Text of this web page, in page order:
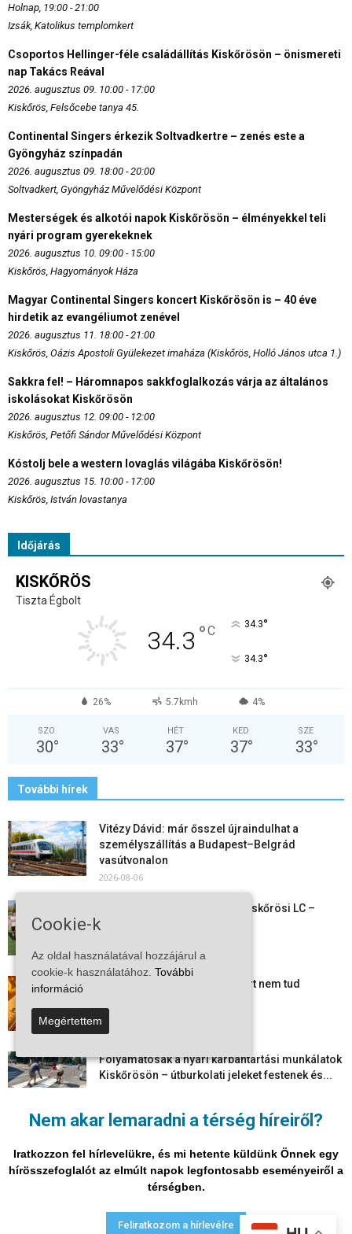
Nem akar lemaradni a térség híreiről?
Iratkozzon fel hírlevelükre, és mi hetente küldünk Önnek egy
hírösszefoglalót az elmúlt napok legfontosabb eseményeiről a
térségben.
Feliratkozom a hírlevélre
Holnap, 19:00 - 21:00
Izsák, Katolikus templomkert
Csoportos Hellinger-féle családállítás Kiskőrösön – önismereti
nap Takács Reával
2026. augusztus 09. 10:00 - 17:00
Kiskőrös, Felsőcebe tanya 45.
Continental Singers érkezik Soltvadkertre – zenés este a
Gyöngyház színpadán
2026. augusztus 09. 18:00 - 20:00
Soltvadkert, Gyöngyház Művelődési Központ
Mesterségek és alkotói napok Kiskőrösön – élményekkel teli
nyári program gyerekeknek
2026. augusztus 10. 09:00 - 15:00
Kiskőrös, Hagyományok Háza
Magyar Continental Singers koncert Kiskőrösön is – 40 éve
hirdetik az evangéliumot zenével
2026. augusztus 11. 18:00 - 21:00
Kiskőrös, Oázis Apostoli Gyülekezet imaháza (Kiskőrös, Holló János utca 1.)
Sakkra fel! – Háromnapos sakkfoglalkozás várja az általános
iskolásokat Kiskőrösön
2026. augusztus 12. 09:00 - 12:00
Kiskőrös, Petőfi Sándor Művelődési Központ
Kóstolj bele a western lovaglás világába Kiskőrösön!
2026. augusztus 15. 10:00 - 17:00
Kiskőrös, István lovastanya
Időjárás
KISKŐRÖS
Tiszta Égbolt
34.3 °C 34.3°
34.3°
26% 5.7kmh 4%
SZO
30°
VAS
33°
HÉT
37°
KED
37°
SZE
33°
További hírek
Vitézy Dávid: már ősszel újraindulhat a
személyszállítás a Budapest–Belgrád
vasútvonalon
2026-08-06
Megkezdte a felkészülést a Kiskőrösi LC –
együtt maradt a keret,...
Mi történik Európa felett? Ezért nem tud
Folyamatosak a nyári karbantartási munkálatok
Kiskőrösön – útburkolati jeleket festenek és...
Bács-Kiskun útjain –...
2026-08-04
Adatvédelmi nyilatkozat Médiaajánlat Impresszum
Cookie-k
Az oldal használatával hozzájárul a
cookie-k használatához. További
információ
Megértettem